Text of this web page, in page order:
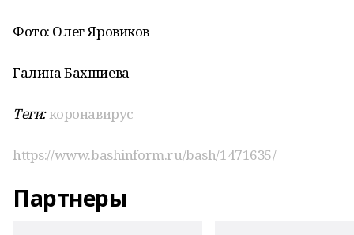
Фото: Олег Яровиков
Галина Бахшиева
Теги:коронавирус
https://www.bashinform.ru/bash/1471635/
Партнеры